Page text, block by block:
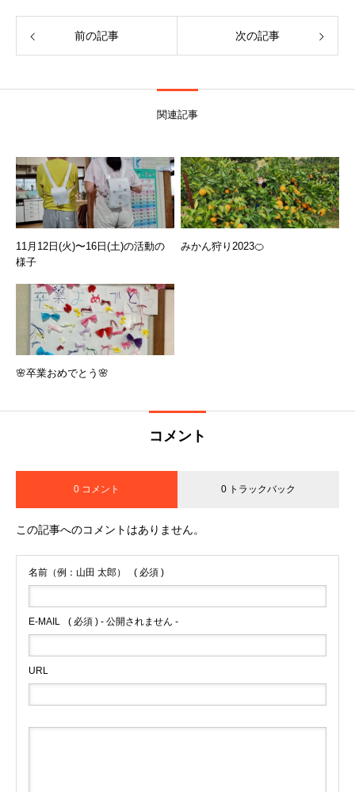
前の記事 次の記事
関連記事
11月12日(火)〜16日(土)の活動の
様子
みかん狩り2023🍊
🌸卒業おめでとう🌸
コメント
0 コメント 0 トラックバック
この記事へのコメントはありません。
名前（例：山田 太郎） ( 必須 )
E-MAIL ( 必須 ) - 公開されません -
URL